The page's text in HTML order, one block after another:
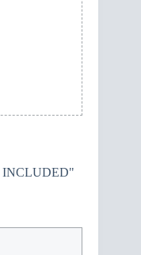
INCLUDED"